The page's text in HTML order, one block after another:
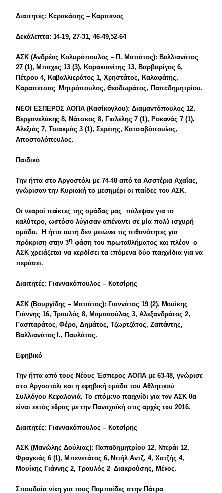
Διαιτητές: Καρακάσης – Καρπάνος
Δεκάλεπτα: 14-19, 27-31, 46-49,52-64
ΑΣΚ (Ανδρέας Κολυρόπουλος – Π. Ματιάτος): Βαλλιανάτος
27 (1), Μπαχός 13 (3), Κορακιανίτης 13, Βαρβαρίγος 6,
Πέτρου 4, Καβαλλιεράτος 1, Χρηστάτος, Καλαφάτης,
Καραπέτσας, Μητρόπουλος, Θεοδωράτος, Παπαδημητρίου.
ΝΕΟΙ ΕΣΠΕΡΟΣ ΑΟΠΑ (Κασίκογλου): Διαμαντόπουλος 12,
Βεργανελάκης 8, Νάτσκος 8, Γιαλέλης 7 (1), Ροκανάς 7 (1),
Αλεξιάς 7, Τσιακμάς 3 (1), Σερέτης, Κατσαβόπουλος,
Αποστολόπουλος.
Παιδικό
Την ήττα στο Αργοστόλι με 74-48 από τα Ασστέρια Αχαΐας,
γνώρισαν την Κυριακή το μεσημέρι οι παίδες του ΑΣΚ.
Οι νεαροί παίκτες της ομάδας μας πάλεψαν για το
καλύτερο, ωστόσο λύγισαν απέναντι σε μία πολύ ισχυρή
ομάδα. Η ήττα αυτή δεν μειώνει τις πιθανότητες για
πρόκριση στην 3η φάση του πρωταθλήματος και πλέον ο
ΑΣΚ χρειάζεται να κερδίσει τα επόμενα δύο παιχνίδια για να
περάσει.
Διαιτητές: Γιαννακόπουλος – Κοτσίρης
ΑΣΚ (Βουργίδης – Ματιάτος): Γιαννάτος 19 (2), Μουίκης
Γιάννης 16, Τραυλός 8, Μαμασούλας 3, Αλεξανδράτος 2,
Γασπαράτος, Φέρο, Δημάτος, Τζωρτζάτος, Ζαπάντης,
Βαλλιανάτος Ι., Παυλάτος.
Εφηβικό
Την ήττα από τους Νέους Έσπερος ΑΟΠΑ με 63-48, γνώρισε
στο Αργοστόλι και η εφηβική ομάδα του Αθλητικού
Συλλόγου Κεφαλονιά. Το επόμενο παιχνίδι για τον ΑΣΚ θα
είναι εκτός έδρας με την Παναχαϊκή στις αρχές του 2016.
Διαιτητές: Γιαννακόπουλος – Κοτσίρης
ΑΣΚ (Μανώλης Δούλιας): Παπαδημητρίου 12, Ντεράι 12,
Φραγκιάς 6 (1), Μπενετάτος 6, Ντιήλ Αντζ, 4, Χατζής 4,
Μουίκης Γιάννης 2, Τραυλός 2, Διακρούσης, Μέκος.
Σπουδαία νίκη για τους Παμπαίδες στην Πάτρα